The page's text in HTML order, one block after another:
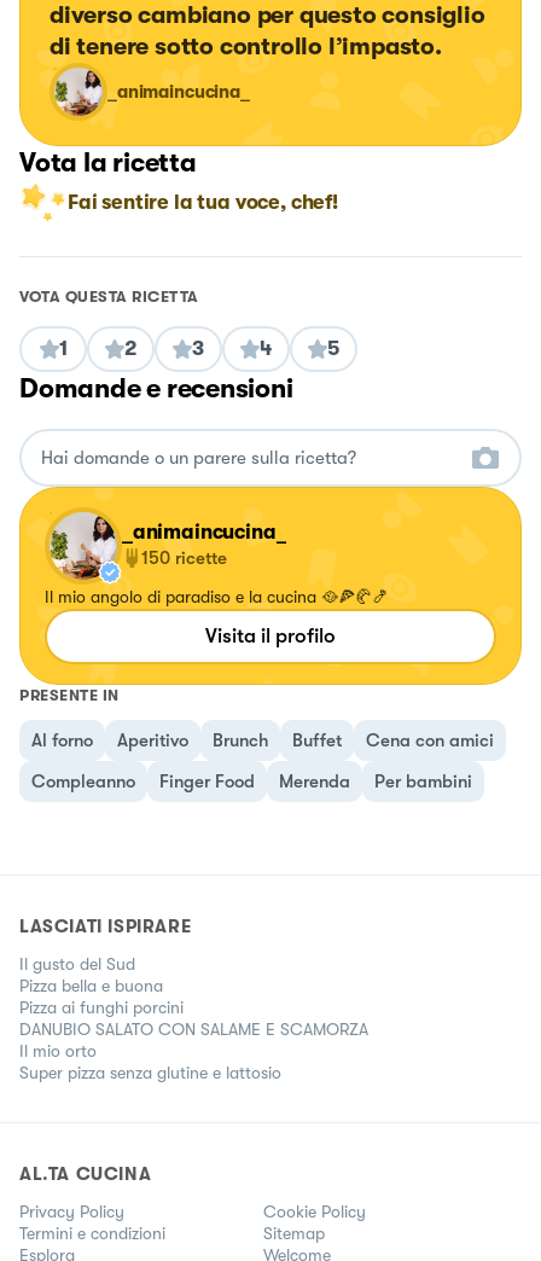
diverso cambiano per questo consiglio
di tenere sotto controllo l’impasto.
_animaincucina_
Vota la ricetta
Fai sentire la tua voce, chef!
VOTA QUESTA RICETTA
1 2 3 4 5
Domande e recensioni
_animaincucina_
150 ricette
Il mio angolo di paradiso e la cucina 🥘🍕🥐🍤
Visita il profilo
PRESENTE IN
Al forno Aperitivo Brunch Buffet
Cena con amici
Compleanno
Finger Food Merenda Per bambini
LASCIATI ISPIRARE
Il gusto del Sud
Pizza bella e buona
Pizza ai funghi porcini
DANUBIO SALATO CON SALAME E SCAMORZA
Il mio orto
Super pizza senza glutine e lattosio
AL.TA CUCINA
Privacy Policy
Cookie Policy
Termini e condizioni
Sitemap
Esplora
Welcome